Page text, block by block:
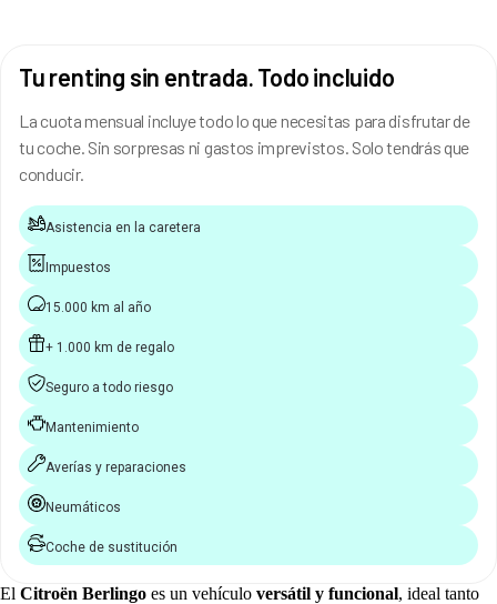
Tu renting sin entrada. Todo incluido
La cuota mensual incluye todo lo que necesitas para disfrutar de
tu coche. Sin sorpresas ni gastos imprevistos. Solo tendrás que
conducir.
Asistencia en la caretera
Impuestos
15.000 km al año
+ 1.000 km de regalo
Seguro a todo riesgo
Mantenimiento
Averías y reparaciones
Neumáticos
Coche de sustitución
El Citroën Berlingo es un vehículo versátil y funcional, ideal tanto